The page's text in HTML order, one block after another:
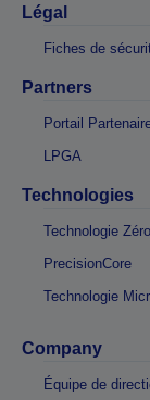
Légal
Fiches de
Partners
Portail
LPGA
Technologies
Technologie
PrecisionCore
Technologie
Company
Équipe de